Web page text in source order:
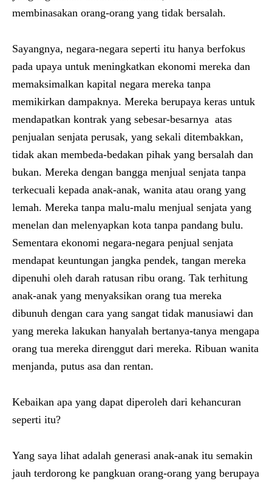
membinasakan orang-orang yang tidak bersalah.
Sayangnya, negara-negara seperti itu hanya berfokus
pada upaya untuk meningkatkan ekonomi mereka dan
memaksimalkan kapital negara mereka tanpa
memikirkan dampaknya. Mereka berupaya keras untuk
mendapatkan kontrak yang sebesar-besarnya atas
penjualan senjata perusak, yang sekali ditembakkan,
tidak akan membeda-bedakan pihak yang bersalah dan
bukan. Mereka dengan bangga menjual senjata tanpa
terkecuali kepada anak-anak, wanita atau orang yang
lemah. Mereka tanpa malu-malu menjual senjata yang
menelan dan melenyapkan kota tanpa pandang bulu.
Sementara ekonomi negara-negara penjual senjata
mendapat keuntungan jangka pendek, tangan mereka
dipenuhi oleh darah ratusan ribu orang. Tak terhitung
anak-anak yang menyaksikan orang tua mereka
dibunuh dengan cara yang sangat tidak manusiawi dan
yang mereka lakukan hanyalah bertanya-tanya mengapa
orang tua mereka direnggut dari mereka. Ribuan wanita
menjanda, putus asa dan rentan.
Kebaikan apa yang dapat diperoleh dari kehancuran
seperti itu?
Yang saya lihat adalah generasi anak-anak itu semakin
jauh terdorong ke pangkuan orang-orang yang berupaya